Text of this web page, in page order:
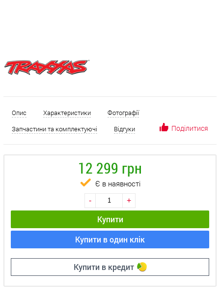
Опис Характеристики
Фотографії
Запчастини та комплектуючі
Відгуки Поділитися
12 299 грн
Є в наявності
- +
Купити
Купити в один клік
Купити в кредит